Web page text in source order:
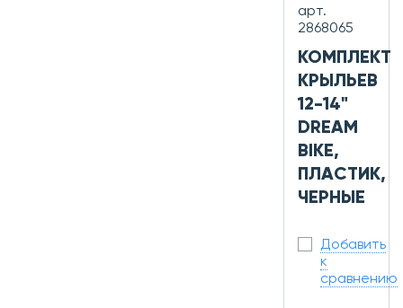
арт.
2868065
КОМПЛЕКТ
КРЫЛЬЕВ
12-14"
DREAM
BIKE,
ПЛАСТИК,
ЧЕРНЫЕ
Добавить
к
сравнению